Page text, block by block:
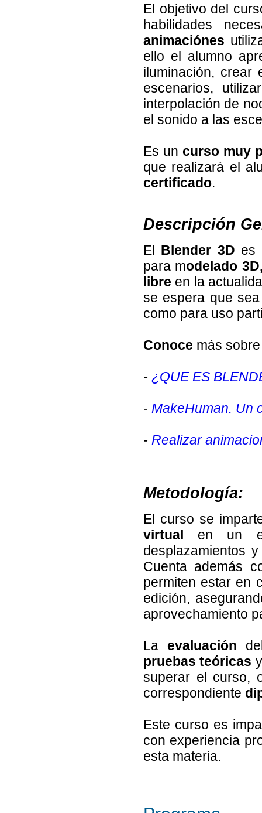
El objetivo del
habilidades
animaciónes
ello el alumno
iluminación, crear
escenarios,
interpolación de
el sonido a las
Es un curso muy
que realizará el
certificado.
Descripción
El Blender 3D es
para modelado
libre en la
se espera que
como para uso
Conoce más sobre
- ¿QUE ES
- MakeHuman. Un
- Realizar
Metodología:
El curso se
virtual en un
desplazamientos
Cuenta además
permiten estar en
edición,
aprovechamiento
La evaluación
pruebas teóricas
superar el curso,
correspondiente
Este curso es
con experiencia
esta materia.